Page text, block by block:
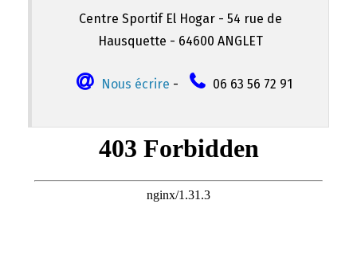
Centre Sportif El Hogar - 54 rue de
Hausquette - 64600 ANGLET
Nous écrire - 06 63 56 72 91